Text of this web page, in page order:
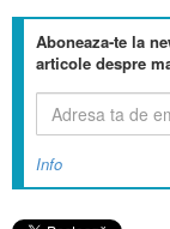
Aboneaza-te la
articole despre
Info